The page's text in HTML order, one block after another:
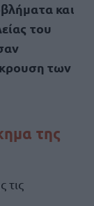
και
του
των
της